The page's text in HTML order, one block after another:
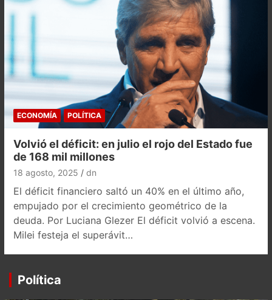
ECONOMÍA POLÍTICA
Volvió el déficit: en julio el rojo del Estado fue
de 168 mil millones
18 agosto, 2025 dn
El déficit financiero saltó un 40% en el último año,
empujado por el crecimiento geométrico de la
deuda. Por Luciana Glezer El déficit volvió a escena.
Milei festeja el superávit…
Política